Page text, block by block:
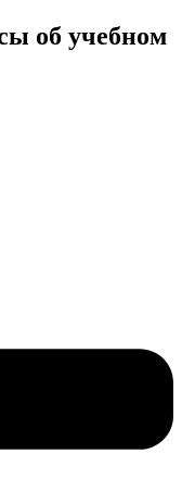
об учебном